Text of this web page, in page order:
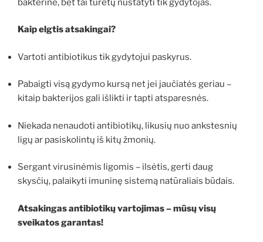
bakterinė, bet tai turėtų nustatyti tik gydytojas.
Kaip elgtis atsakingai?
Vartoti antibiotikus tik gydytojui paskyrus.
Pabaigti visą gydymo kursą net jei jaučiatės geriau –
kitaip bakterijos gali išlikti ir tapti atsparesnės.
Niekada nenaudoti antibiotikų, likusių nuo ankstesnių
ligų ar pasiskolintų iš kitų žmonių.
Sergant virusinėmis ligomis – ilsėtis, gerti daug
skysčių, palaikyti imuninę sistemą natūraliais būdais.
Atsakingas antibiotikų vartojimas – mūsų visų
sveikatos garantas!